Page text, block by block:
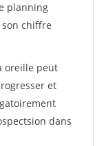
planning
chiffre
oreille peut
et
dans